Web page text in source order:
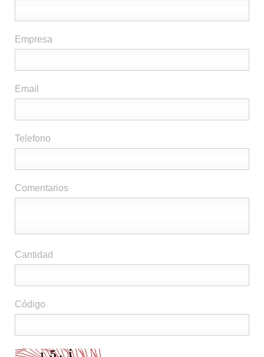
Empresa
Email
Telefono
Comentarios
Cantidad
Código